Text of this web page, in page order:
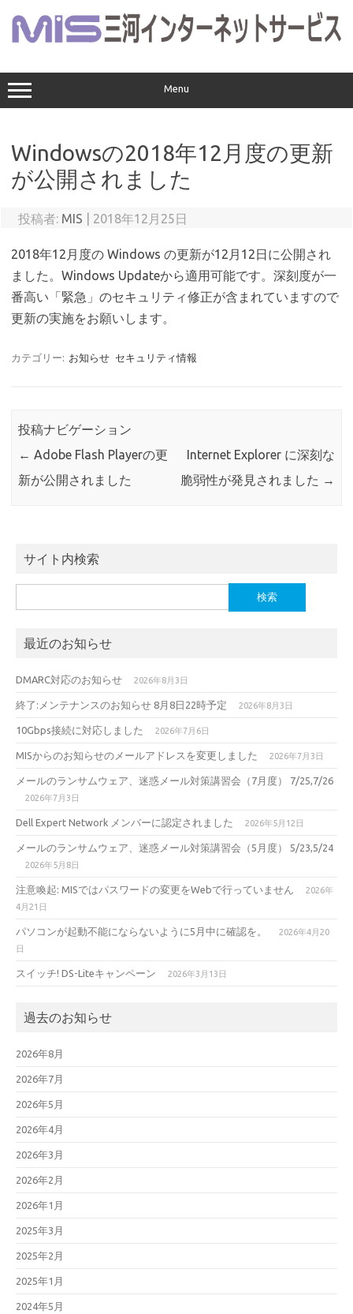
ス
キ
ッ
Menu
Windowsの2018年12月度の更新
が公開されました
投稿者: MIS 2018年12月25日
2018年12月度の Windows の更新が12月12日に公開され
ました。Windows Updateから適用可能です。深刻度が一
番高い「緊急」のセキュリティ修正が含まれていますので
更新の実施をお願いします。
カテゴリー: お知らせ セキュリティ情報
投稿ナビゲーション
← Adobe Flash Playerの更
新が公開されました
Internet Explorer に深刻な
脆弱性が発見されました →
サイト内検索
索:
最近のお知らせ
DMARC対応のお知らせ 2026年8月3日
終了:メンテナンスのお知らせ 8月8日22時予定 2026年8月3日
10Gbps接続に対応しました 2026年7月6日
MISからのお知らせのメールアドレスを変更しました 2026年7月3日
メールのランサムウェア、迷惑メール対策講習会（7月度） 7/25,7/26
2026年7月3日
Dell Expert Network メンバーに認定されました 2026年5月12日
メールのランサムウェア、迷惑メール対策講習会（5月度） 5/23,5/24
2026年5月8日
注意喚起: MISではパスワードの変更をWebで行っていません
2026年
4月21日
パソコンが起動不能にならないように5月中に確認を。
2026年4月20
日
スイッチ! DS-Liteキャンペーン 2026年3月13日
過去のお知らせ
2026年8月
2026年7月
2026年5月
2026年4月
2026年3月
2026年2月
2026年1月
2025年3月
2025年2月
2025年1月
2024年5月